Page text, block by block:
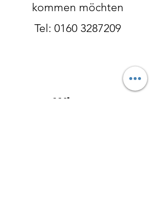
kommen möchten
Tel: 0160 3287209
Winter: